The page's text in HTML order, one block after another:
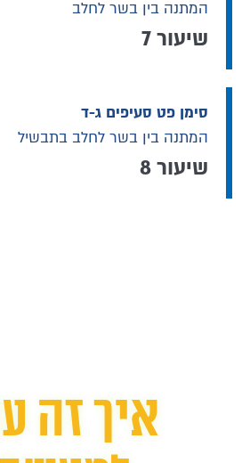
המתנה בין בשר לחלב
שיעור 7
סימן פט סעיפים ג-ד
המתנה בין בשר לחלב בתבשיל
שיעור 8
איך זה